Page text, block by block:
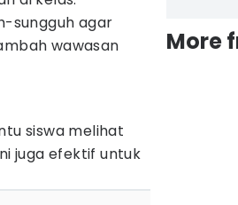
sungguh agar
wawasan
siswa melihat
juga efektif untuk
More